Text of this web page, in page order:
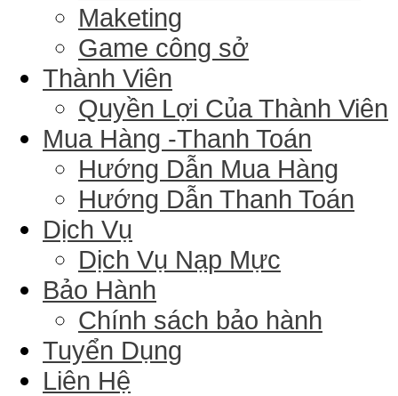
Maketing
Game công sở
Thành Viên
Quyền Lợi Của Thành Viên
Mua Hàng -Thanh Toán
Hướng Dẫn Mua Hàng
Hướng Dẫn Thanh Toán
Dịch Vụ
Dịch Vụ Nạp Mực
Bảo Hành
Chính sách bảo hành
Tuyển Dụng
Liên Hệ